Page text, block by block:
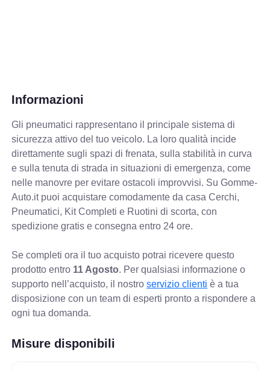
Informazioni
Gli pneumatici rappresentano il principale sistema di
sicurezza attivo del tuo veicolo. La loro qualità incide
direttamente sugli spazi di frenata, sulla stabilità in curva
e sulla tenuta di strada in situazioni di emergenza, come
nelle manovre per evitare ostacoli improvvisi. Su Gomme-
Auto.it puoi acquistare comodamente da casa Cerchi,
Pneumatici, Kit Completi e Ruotini di scorta, con
spedizione gratis e consegna entro 24 ore.
Se completi ora il tuo acquisto potrai ricevere questo
prodotto entro 11 Agosto. Per qualsiasi informazione o
supporto nell’acquisto, il nostroservizio clienti è a tua
disposizione con un team di esperti pronto a rispondere a
ogni tua domanda.
Misure disponibili